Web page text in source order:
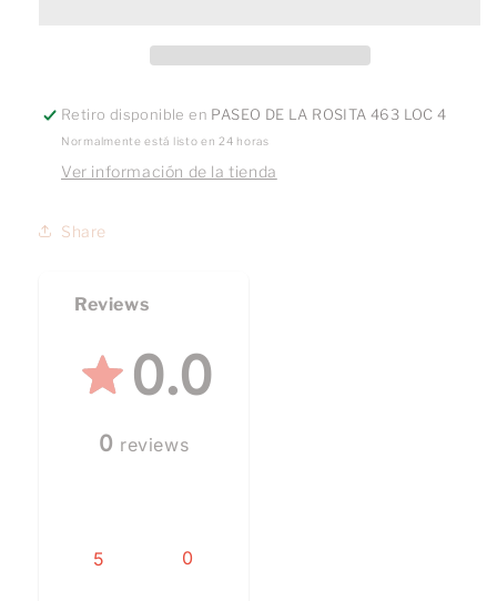
Retiro disponible en PASEO DE LA ROSITA 463 LOC 4
Normalmente está listo en 24 horas
Ver información de la tienda
Share
Reviews
0.0
0 reviews
5 0